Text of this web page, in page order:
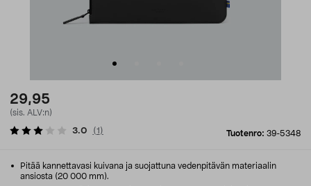
29,95
(sis. ALV:n)
Tuotenro: 39-5348
3.0 (1 )
Pitää kannettavasi kuivana ja suojattuna vedenpitävän materiaalin
ansiosta (20 000 mm).